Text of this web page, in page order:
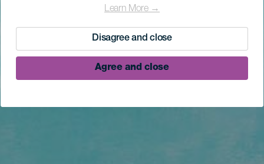
Learn More →
Disagree and close
Agree and close